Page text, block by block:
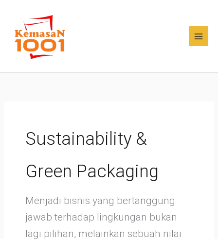
konten
Sustainability &
Green Packaging
Menjadi bisnis yang bertanggung
jawab terhadap lingkungan bukan
lagi pilihan, melainkan sebuah nilai